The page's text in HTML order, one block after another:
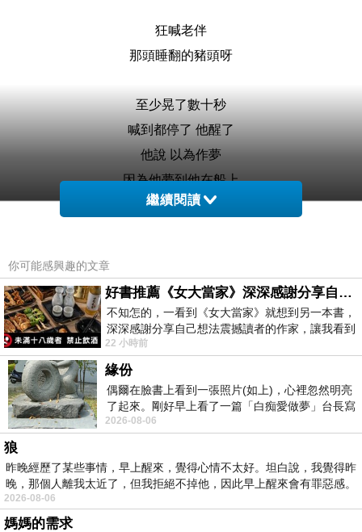
狂喊老伴
那頭睡翻的豬頭呀
至少晃了數十秒
喊到都停了 他醒了
他說 以為作夢
因為他夢到他在船上
但是我還是先打電話
關心我老媽子比較重要
確定安好 也就放心
也告訴老媽子 今天就會回去
讓我想發篇文
繼續閱讀
你可能感興趣的文章
好書推薦《女大當家》深深感謝分享自己想法震撼讀者的作家，讓我看到不同樣貌的家庭！
不知怎的，一看到《女大當家》就想到另一本書，
深深感謝分享自己想法震撼讀者的作家，讓我看到
不同樣貌的家庭！ 《女大
22 小時前
緣份
偶爾在臉書上看到一張照片(如上)，心裡忽然明亮
了起來。剛好早上看了一篇「白痴愛做夢」台長寫
的貼文，在回顧年輕時瘋狂愛上
2026-08-06
狼
昨晚經歷了某些事情，早上醒來，覺得心情不太好。坦白說，我覺得昨
晚，那個人離我太近了，但我拒絕不掉他，因此早上醒來會有罪惡感。
2026-08-06
媽媽的需求